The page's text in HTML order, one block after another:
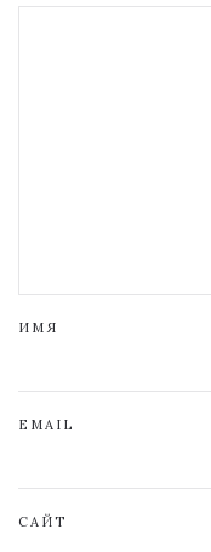
ИМЯ
EMAIL
САЙТ